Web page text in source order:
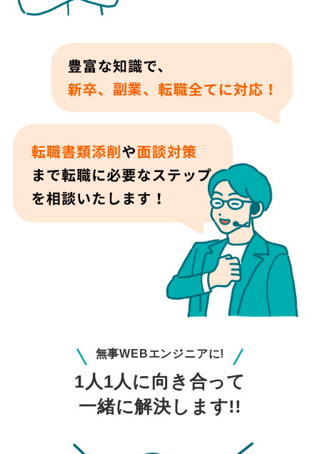
無事WEBエンジニアに!
1人1人に向き合って
一緒に解決します!!